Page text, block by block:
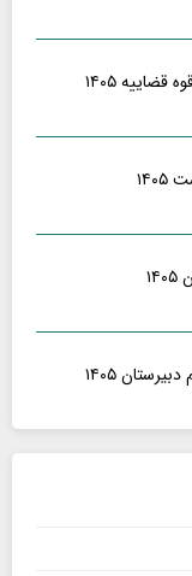
۱۴۰۵
۱۴۰۵